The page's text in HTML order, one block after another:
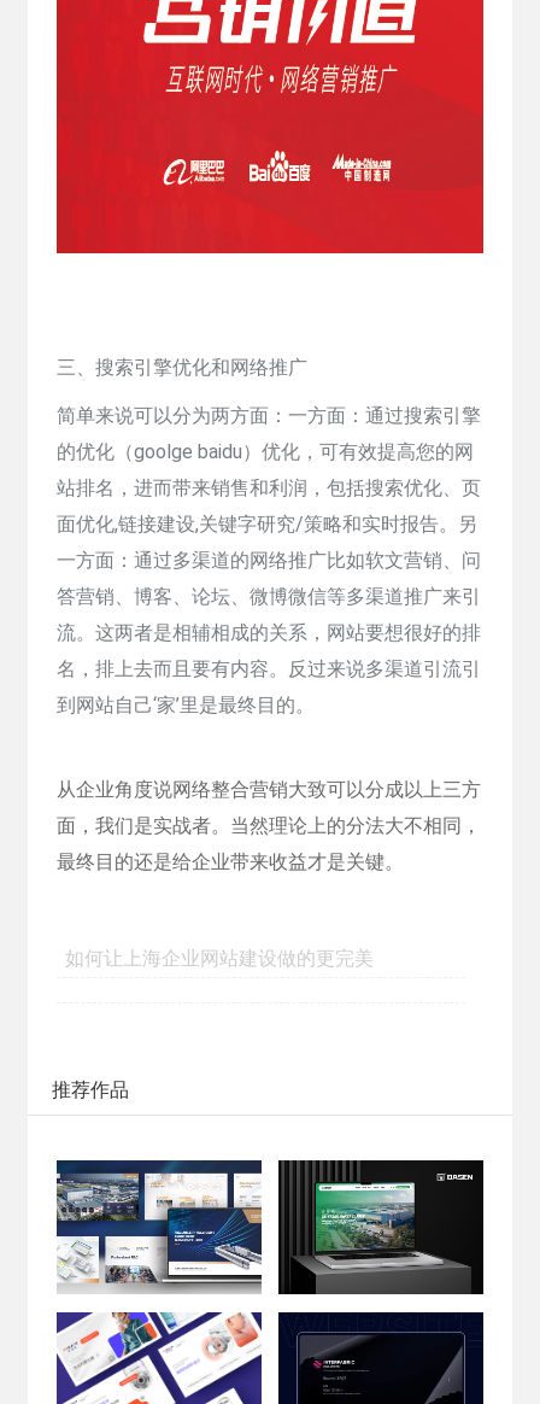
三、搜索引擎优化和网络推广
简单来说可以分为两方面：一方面：通过搜索引擎
的优化（goolge baidu）优化，可有效提高您的网
站排名，进而带来销售和利润，包括搜索优化、页
面优化,链接建设,关键字研究/策略和实时报告。另
一方面：通过多渠道的网络推广比如软文营销、问
答营销、博客、论坛、微博微信等多渠道推广来引
流。这两者是相辅相成的关系，网站要想很好的排
名，排上去而且要有内容。反过来说多渠道引流引
到网站自己‘家’里是最终目的。
从企业角度说网络整合营销大致可以分成以上三方
面，我们是实战者。当然理论上的分法大不相同，
最终目的还是给企业带来收益才是关键。
如何让上海企业网站建设做的更完美
推荐作品